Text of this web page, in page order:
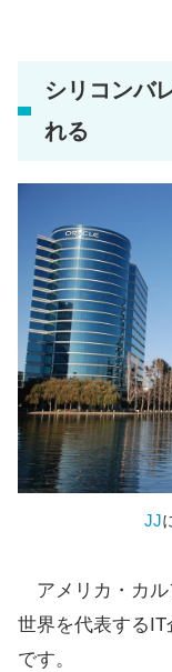
シリコンバ
れる
JJ
アメリカ・カル
世界を代表する
です。